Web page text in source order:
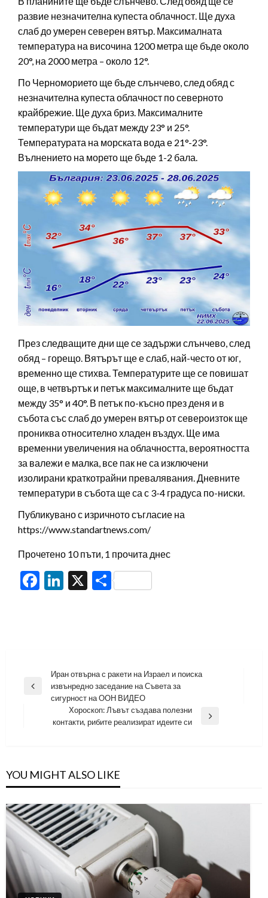
развие незначителна купеста облачност. Ще духа
слаб до умерен северен вятър. Максималната
температура на височина 1200 метра ще бъде около
20°, на 2000 метра – около 12°.
По Черноморието ще бъде слънчево, след обяд с
незначителна купеста облачност по северното
крайбрежие. Ще духа бриз. Максималните
температури ще бъдат между 23° и 25°.
Температурата на морската вода е 21°-23°.
Вълнението на морето ще бъде 1-2 бала.
През следващите дни ще се задържи слънчево, след
обяд – горещо. Вятърът ще е слаб, най-често от юг,
временно ще стихва. Температурите ще се повишат
още, в четвъртък и петък максималните ще бъдат
между 35° и 40°. В петък по-късно през деня и в
събота със слаб до умерен вятър от североизток ще
прониква относително хладен въздух. Ще има
временни увеличения на облачността, вероятността
за валежи е малка, все пак не са изключени
изолирани краткотрайни превалявания. Дневните
температури в събота ще са с 3-4 градуса по-ниски.
Публикувано с изричното съгласие на
https://www.standartnews.com/
Прочетено 10 пъти, 1 прочита днес
Facebook
LinkedIn
X Share
Навигация
Previous
Иран отвърна с ракети на Израел и поиска
извънредно заседание на Съвета за
сигурност на ООН ВИДЕО
Хороскоп: Лъвът създава полезни
контакти, рибите реализират идеите си
YOU MIGHT ALSO LIKE